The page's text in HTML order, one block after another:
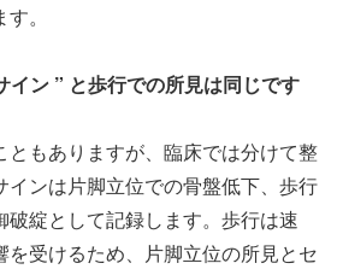
。
ン ” と歩行での所見は同じです
ともありますが、臨床では分けて整
インは片脚立位での骨盤低下、歩行
破綻として記録します。歩行は速
を受けるため、片脚立位の所見とセ